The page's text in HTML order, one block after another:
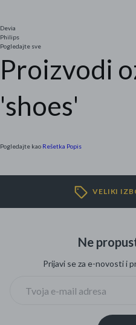
Kišobrani akcija
Roba s greškom
Devia
Philips
Pogledajte sve
Proizvodi
'shoes'
Pogledajte kao Rešetka Popis
VELIKI
Ne
Prijavi se za e-novosti i